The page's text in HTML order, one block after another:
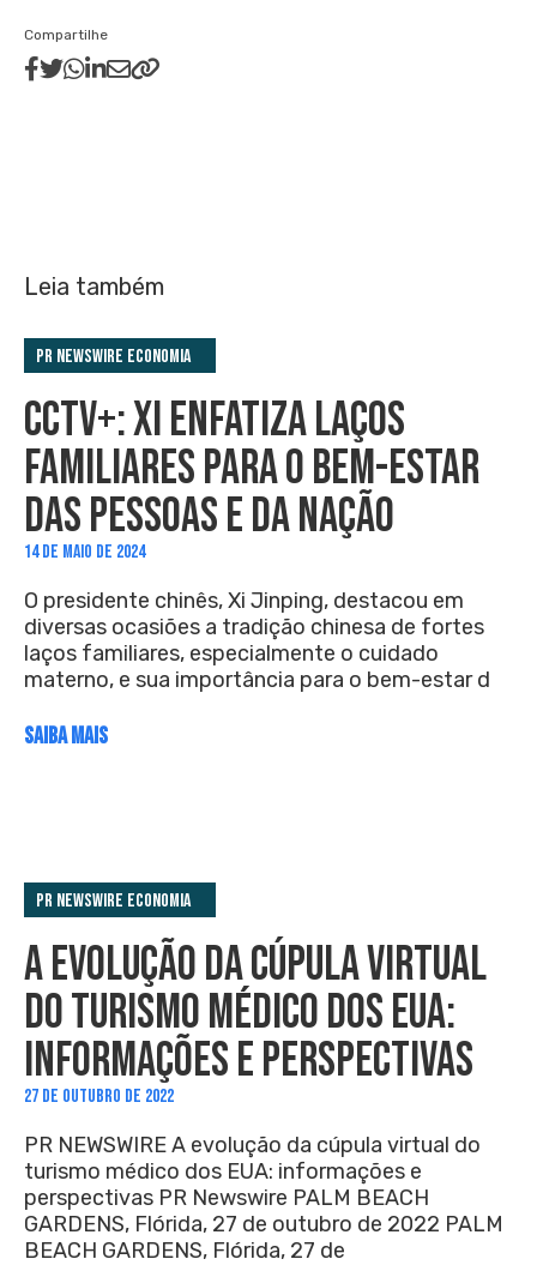
Compartilhe
Leia também
PR Newswire Economia
CCTV+: XI ENFATIZA LAÇOS
FAMILIARES PARA O BEM-ESTAR
DAS PESSOAS E DA NAÇÃO
14 DE MAIO DE 2024
O presidente chinês, Xi Jinping, destacou em
diversas ocasiões a tradição chinesa de fortes
laços familiares, especialmente o cuidado
materno, e sua importância para o bem-estar d
SAIBA MAIS
PR Newswire Economia
A EVOLUÇÃO DA CÚPULA VIRTUAL
DO TURISMO MÉDICO DOS EUA:
INFORMAÇÕES E PERSPECTIVAS
27 DE OUTUBRO DE 2022
PR NEWSWIRE A evolução da cúpula virtual do
turismo médico dos EUA: informações e
perspectivas PR Newswire PALM BEACH
GARDENS, Flórida, 27 de outubro de 2022 PALM
BEACH GARDENS, Flórida, 27 de